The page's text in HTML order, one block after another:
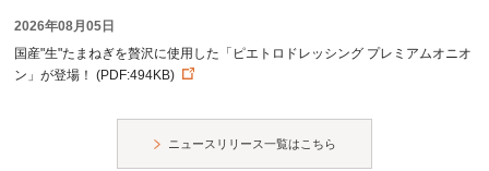
2026年08月05日
国産"生"たまねぎを贅沢に使用した「ピエトロドレッシング プレミアムオニオ
ン」が登場！ (PDF:494KB)
ニュースリリース一覧はこちら